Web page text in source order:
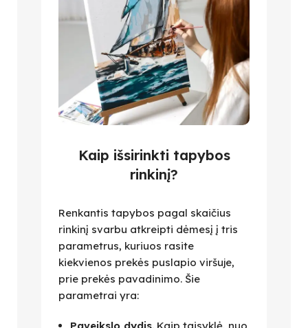
Kaip išsirinkti tapybos
rinkinį?
Renkantis tapybos pagal skaičius
rinkinį svarbu atkreipti dėmesį į tris
parametrus, kuriuos rasite
kiekvienos prekės puslapio viršuje,
prie prekės pavadinimo. Šie
parametrai yra:
Paveikslo dydis. Kaip taisyklė, nuo